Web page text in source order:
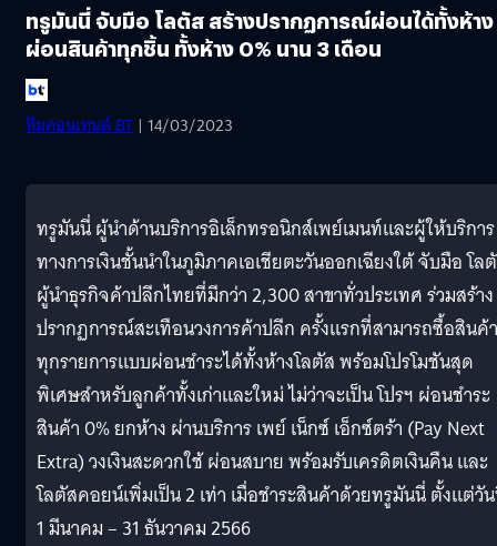
ทรูมันนี่ จับมือ โลตัส สร้างปรากฏการณ์ผ่อนได้ทั้งห้าง
ผ่อนสินค้าทุกชิ้น ทั้งห้าง 0% นาน 3 เดือน
ทีมคอนเทนต์ BT | 14/03/2023
ทรูมันนี่ ผู้นำด้านบริการอิเล็กทรอนิกส์เพย์เมนท์และผู้ให้บริการ
ทางการเงินชั้นนำในภูมิภาคเอเชียตะวันออกเฉียงใต้ จับมือ โล
ผู้นำธุรกิจค้าปลีกไทยที่มีกว่า 2,300 สาขาทั่วประเทศ ร่วมสร้าง
ปรากฏการณ์สะเทือนวงการค้าปลีก ครั้งแรกที่สามารถซื้อสินค้า
ทุกรายการแบบผ่อนชำระได้ทั้งห้างโลตัส พร้อมโปรโมชันสุด
พิเศษสำหรับลูกค้าทั้งเก่าและใหม่ ไม่ว่าจะเป็น โปรฯ ผ่อนชำระ
สินค้า 0% ยกห้าง ผ่านบริการ เพย์ เน็กซ์ เอ็กซ์ตร้า (Pay Next
Extra) วงเงินสะดวกใช้ ผ่อนสบาย พร้อมรับเครดิตเงินคืน และ
โลตัสคอยน์เพิ่มเป็น 2 เท่า เมื่อชำระสินค้าด้วยทรูมันนี่ ตั้งแต่วั
1 มีนาคม – 31 ธันวาคม 2566